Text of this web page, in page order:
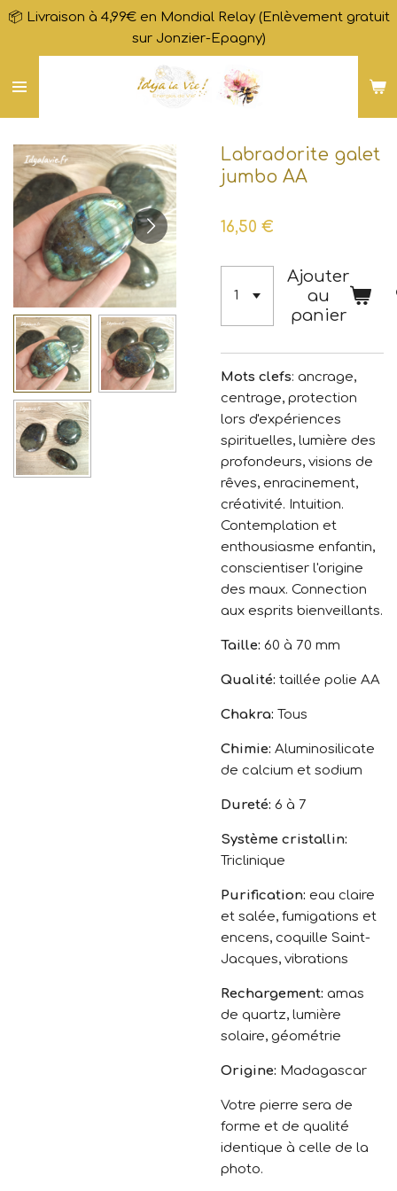
Passer
contenu
principal
📦 Livraison à 4,99€ en Mondial Relay (Enlèvement gratuit
sur Jonzier-Epagny)
Labradorite galet
jumbo AA
16,50 €
Ajouter
au
panier
Mots clefs: ancrage,
centrage, protection
lors d'expériences
spirituelles, lumière des
profondeurs, visions de
rêves, enracinement,
créativité. Intuition.
Contemplation et
enthousiasme enfantin,
conscientiser l'origine
des maux. Connection
aux esprits bienveillants.
Taille: 60 à 70 mm
Qualité: taillée polie AA
Chakra: Tous
Chimie: Aluminosilicate
de calcium et sodium
Dureté: 6 à 7
Système cristallin:
Triclinique
Purification: eau claire
et salée, fumigations et
encens, coquille Saint-
Jacques, vibrations
Rechargement: amas
de quartz, lumière
solaire, géométrie
Origine: Madagascar
Votre pierre sera de
forme et de qualité
identique à celle de la
photo.